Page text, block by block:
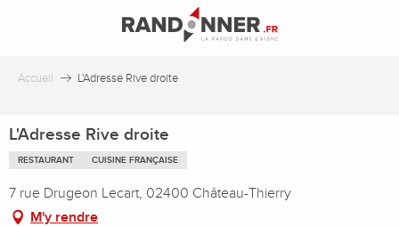
principal
Accueil L'Adresse Rive droite
L'Adresse Rive droite
RESTAURANT CUISINE FRANÇAISE
7 rue Drugeon Lecart, 02400 Château-Thierry
M'y rendre